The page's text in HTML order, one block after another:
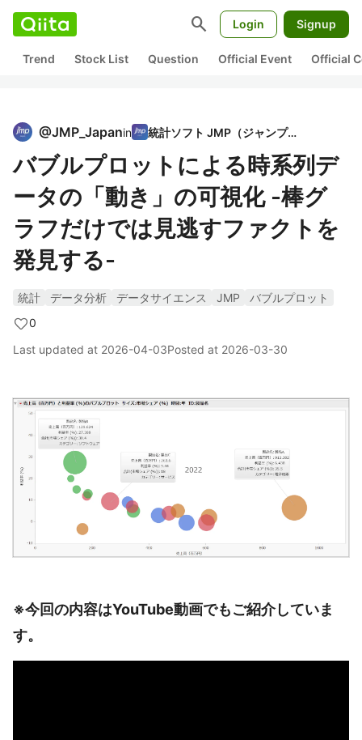
search Login Signup
Trend Stock List Question Official Event Official
@JMP_Japanin 統計ソフト JMP（ジャンプ）
バブルプロットによる時系列デ
ータの「動き」の可視化 -棒グ
ラフだけでは見逃すファクトを
発見する-
統計 データ分析 データサイエンス JMP
バブルプロット
0
Last updated at 2026-04-03Posted at 2026-03-30
※今回の内容はYouTube動画でもご紹介していま
す。